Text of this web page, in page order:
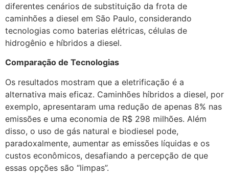
diferentes cenários de substituição da frota de
caminhões a diesel em São Paulo, considerando
tecnologias como baterias elétricas, células de
hidrogênio e híbridos a diesel.
Comparação de Tecnologias
Os resultados mostram que a eletrificação é a
alternativa mais eficaz. Caminhões híbridos a diesel, por
exemplo, apresentaram uma redução de apenas 8% nas
emissões e uma economia de R$ 298 milhões. Além
disso, o uso de gás natural e biodiesel pode,
paradoxalmente, aumentar as emissões líquidas e os
custos econômicos, desafiando a percepção de que
essas opções são “limpas”.